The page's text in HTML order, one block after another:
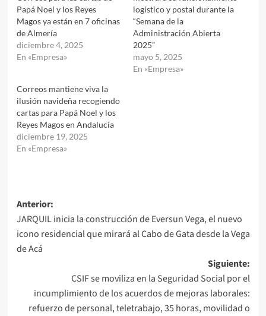
Papá Noel y los Reyes
Magos ya están en 7 oficinas
de Almería
diciembre 4, 2025
En «Empresa»
logístico y postal durante la
“Semana de la
Administración Abierta
2025”
mayo 5, 2025
En «Empresa»
Correos mantiene viva la
ilusión navideña recogiendo
cartas para Papá Noel y los
Reyes Magos en Andalucía
diciembre 19, 2025
En «Empresa»
Navegación
de
entradas
Anterior:
JARQUIL inicia la construcción de Eversun Vega, el nuevo
icono residencial que mirará al Cabo de Gata desde la Vega
de Acá
Siguiente:
CSIF se moviliza en la Seguridad Social por el
incumplimiento de los acuerdos de mejoras laborales:
refuerzo de personal, teletrabajo, 35 horas, movilidad o